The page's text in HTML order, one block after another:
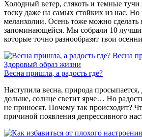
Холодный ветер, слякоть и темные тучи
тоску даже на самых стойких из нас. Но
меланхолии. Осень тоже можно сделать
запоминающейся. Мы собрали 10
которые точно разнообразят твои
Весна
Здоровый образ жизни
Весна пришла, а радость где?
Наступила весна, природа просыпается,
дольше, солнце светит ярче… Но
не приносят. Почему так происходит?
причиной появления депрессивного